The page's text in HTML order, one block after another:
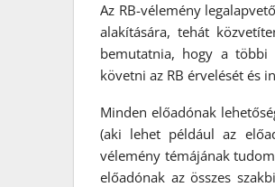
Az RB-vélemény
alakítására, tehát
bemutatnia, hogy a többi
követni az RB érvelését és
Minden előadónak
(aki lehet például az
vélemény témájának
előadónak az összes